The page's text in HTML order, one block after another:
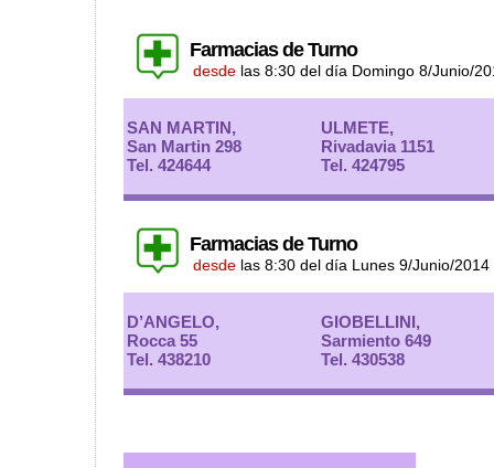
Farmacias de Turno
desde las 8:30 del día Domingo 8/Junio/
SAN MARTIN,
San Martin 298
Tel. 424644
ULMETE,
Rivadavia 1151
Tel. 424795
Farmacias de Turno
desde las 8:30 del día Lunes 9/Junio/2014
D’ANGELO,
Rocca 55
Tel. 438210
GIOBELLINI,
Sarmiento 649
Tel. 430538